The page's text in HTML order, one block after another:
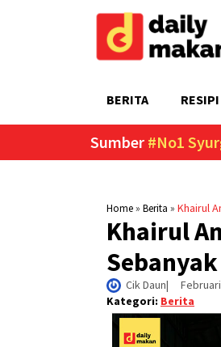
BERITA RESIPI
Sumber #No1
Home» Berita » Khairul
Khairul
Cik Daun|
Kategori: Berita